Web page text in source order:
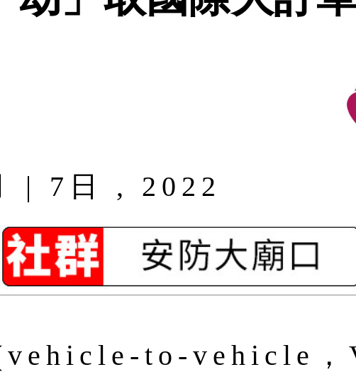
| 7日 , 2022
to-vehicle，